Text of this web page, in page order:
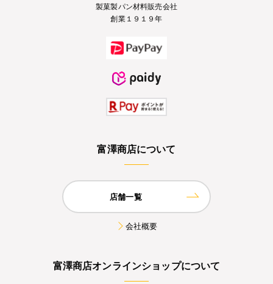
製菓製パン材料販売会社
創業１９１９年
富澤商店について
店舗一覧
会社概要
富澤商店オンラインショップについて